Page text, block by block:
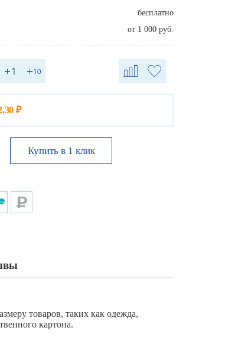
бесплатно
от 1 000 руб.
₽
Купить в 1 клик
товаров, таких как одежда,
картона.